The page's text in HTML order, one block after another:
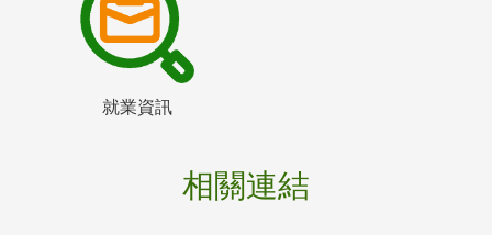
就業資訊
相關連結